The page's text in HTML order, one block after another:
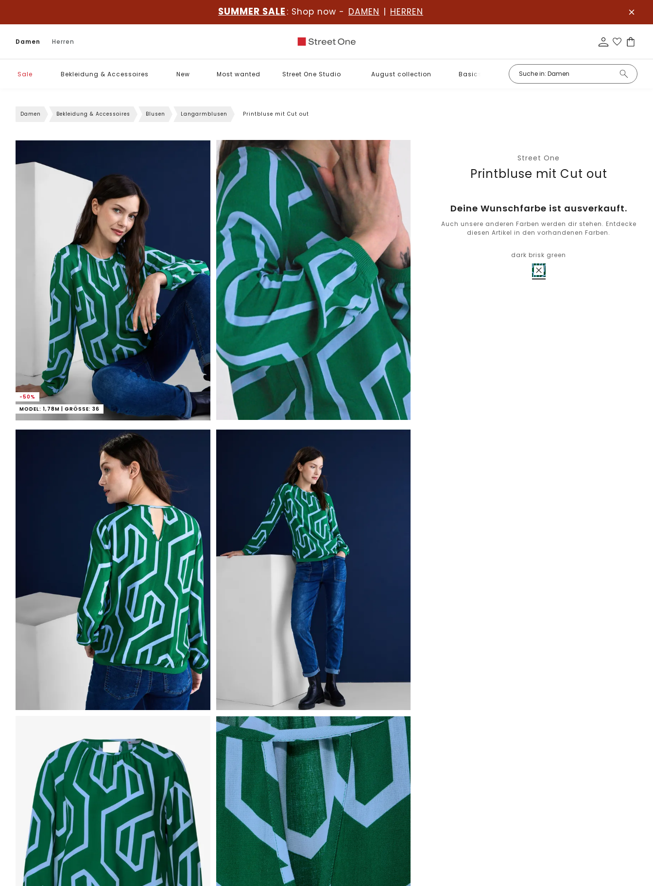
SUMMER SALE : Shop now - DAMEN | HERREN
Damen Herren
Sale Bekleidung & Accessoires New Most wanted Street One Studio August collection Basics
Damen Bekleidung & Accessoires Blusen Langarmblusen Printbluse mit Cut out
-50%
MODEL: 1,78M | GRÖSSE: 36
Street One
Printbluse mit Cut out
Deine Wunschfarbe ist ausverkauft.
Auch unsere anderen Farben werden dir stehen. Entdecke
diesen Artikel in den vorhandenen Farben.
dark brisk green